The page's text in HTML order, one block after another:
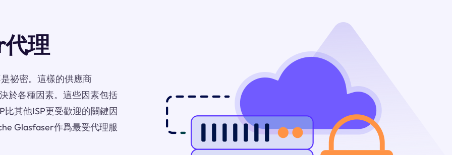
理
祕密。這樣的供應商
於各種因素。這些因素包括
其他ISP更受歡迎的關鍵因
Glasfaser作爲最受代理服